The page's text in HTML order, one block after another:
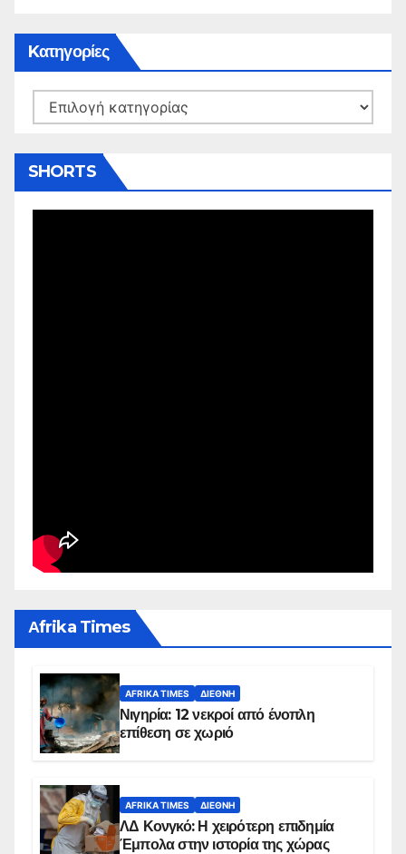
Kατηγορίες
Kατηγορίες
SHORTS
Αfrika Times
AFRIKA TIMES ΔΙΕΘΝΉ
Νιγηρία: 12 νεκροί από ένοπλη
επίθεση σε χωριό
AFRIKA TIMES ΔΙΕΘΝΉ
ΛΔ Κονγκό: Η χειρότερη επιδημία
Έμπολα στην ιστορία της χώρας